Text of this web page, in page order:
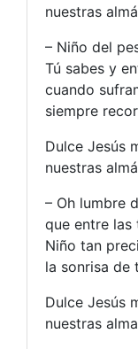
nuestras
– Niño del
Tú sabes y
cuando
siempre
Dulce Jesús
nuestras
– Oh lumbre
que entre las
Niño tan
la sonrisa de
Dulce Jesús
nuestras